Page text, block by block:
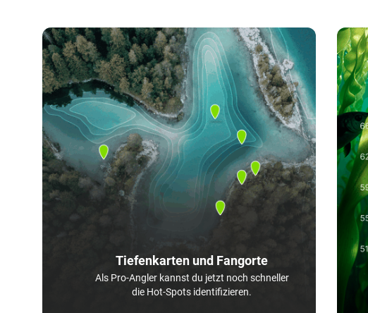
Tiefenkarten und Fangorte
Als Pro-Angler kannst du jetzt noch schneller
die Hot-Spots identifizieren.